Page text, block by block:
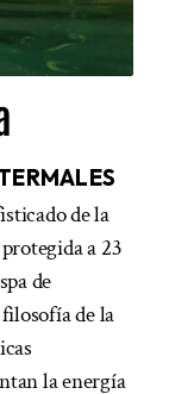
de la
a 23
de
de la
la energía